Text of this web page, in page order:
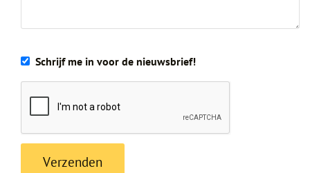
Schrijf me in voor de nieuwsbrief!